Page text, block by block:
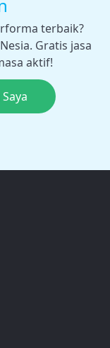
terbaik?
Gratis jasa
aktif!